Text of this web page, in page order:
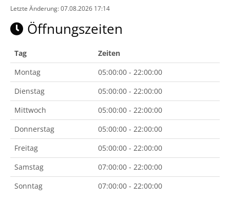
Letzte Änderung: 07.08.2026 17:14
Öffnungszeiten
Tag
Zeiten
Montag
05:00:00 - 22:00:00
Dienstag
05:00:00 - 22:00:00
Mittwoch
05:00:00 - 22:00:00
Donnerstag
05:00:00 - 22:00:00
Freitag
05:00:00 - 22:00:00
Samstag
07:00:00 - 22:00:00
Sonntag
07:00:00 - 22:00:00